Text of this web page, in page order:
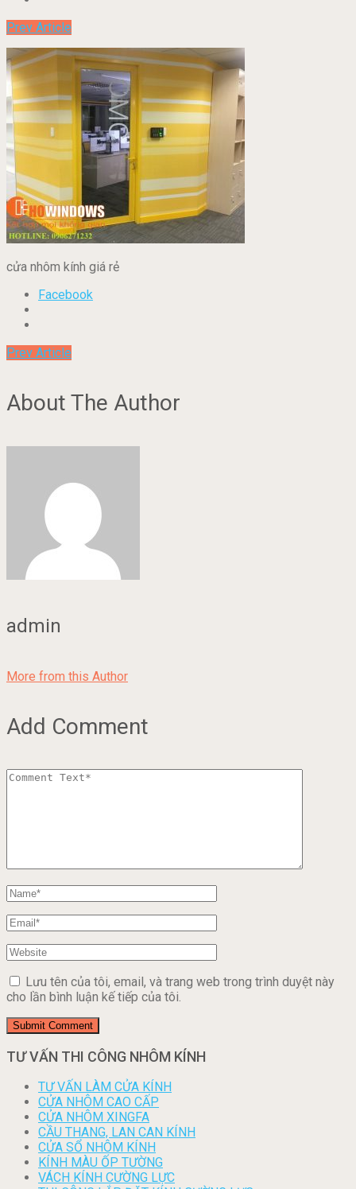
Prev Article
cửa nhôm kính giá rẻ
Facebook
Prev Article
About The Author
admin
More from this Author
Add Comment
Lưu tên của tôi, email, và trang web trong trình duyệt này
cho lần bình luận kế tiếp của tôi.
TƯ VẤN THI CÔNG NHÔM KÍNH
TƯ VẤN LÀM CỬA KÍNH
CỬA NHÔM CAO CẤP
CỬA NHÔM XINGFA
CẦU THANG, LAN CAN KÍNH
CỬA SỔ NHÔM KÍNH
KÍNH MÀU ỐP TƯỜNG
VÁCH KÍNH CƯỜNG LỰC